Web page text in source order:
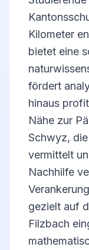
Kilometer
bietet eine
fördert
hinaus
Nähe zur
Schwyz,
vermittelt
Nachhilfe
gezielt auf
Filzbach